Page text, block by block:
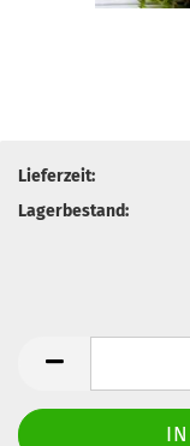
Lieferzeit:
Lagerbestand: